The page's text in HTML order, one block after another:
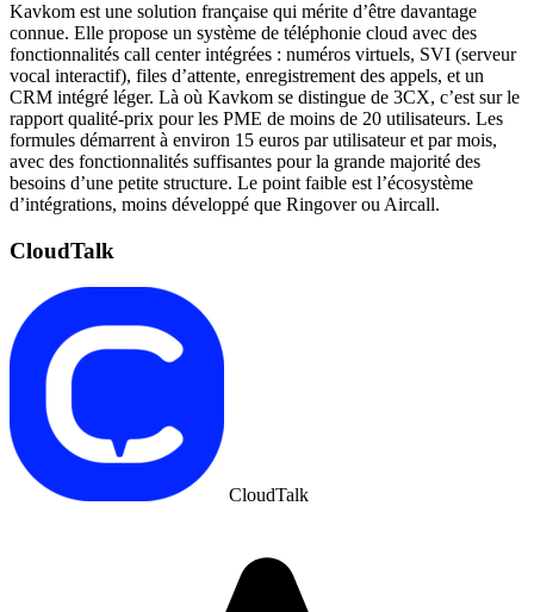
Kavkom est une solution française qui mérite d’être davantage
connue. Elle propose un système de téléphonie cloud avec des
fonctionnalités call center intégrées : numéros virtuels, SVI (serveur
vocal interactif), files d’attente, enregistrement des appels, et un
CRM intégré léger. Là où Kavkom se distingue de 3CX, c’est sur le
rapport qualité-prix pour les PME de moins de 20 utilisateurs. Les
formules démarrent à environ 15 euros par utilisateur et par mois,
avec des fonctionnalités suffisantes pour la grande majorité des
besoins d’une petite structure. Le point faible est l’écosystème
d’intégrations, moins développé que Ringover ou Aircall.
CloudTalk
CloudTalk